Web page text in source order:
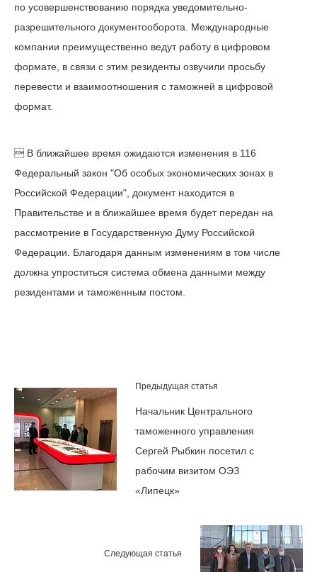
по усовершенствованию порядка уведомительно-
разрешительного документооборота. Международные
компании преимущественно ведут работу в цифровом
формате, в связи с этим резиденты озвучили просьбу
перевести и взаимоотношения с таможней в цифровой
формат.
 В ближайшее время ожидаются изменения в 116
Федеральный закон "Об особых экономических зонах в
Российской Федерации", документ находится в
Правительстве и в ближайшее время будет передан на
рассмотрение в Государственную Думу Российской
Федерации. Благодаря данным изменениям в том числе
должна упроститься система обмена данными между
резидентами и таможенным постом.
Предыдущая статья
Начальник Центрального
таможенного управления
Сергей Рыбкин посетил с
рабочим визитом ОЭЗ
«Липецк»
Следующая статья